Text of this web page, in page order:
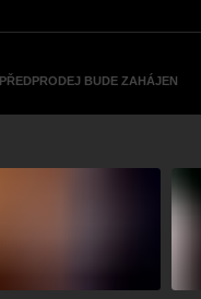
PŘEDPRODEJ BUDE ZAHÁJEN